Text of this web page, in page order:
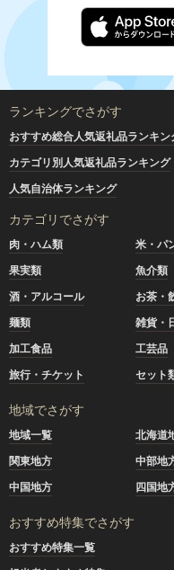
ランキングでさがす
おすすめ総合人気返礼品ランキン
カテゴリ別人気返礼品ランキング
人気自治体ランキング
カテゴリでさがす
肉・ハム類 米・パ
果実類
魚介類
酒・アルコール
お茶・
麺類
雑貨・
加工食品
工芸品
旅行・チケット
セット
地域でさがす
地域一覧 北海道
関東地方
中部地
中国地方
四国地
おすすめ特集でさがす
おすすめ特集一覧